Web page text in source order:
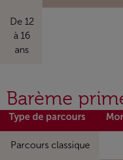
De 12
à 16
ans
Barème
Type de parcours
Parcours classique